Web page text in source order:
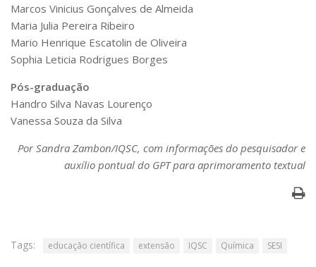
Marcos Vinicius Gonçalves de Almeida
Maria Julia Pereira Ribeiro
Mario Henrique Escatolin de Oliveira
Sophia Leticia Rodrigues Borges
Pós-graduação
Handro Silva Navas Lourenço
Vanessa Souza da Silva
Por Sandra Zambon/IQSC, com informações do pesquisador e
auxílio pontual do GPT para aprimoramento textual
Tags: educação científica extensão IQSC Química SESI